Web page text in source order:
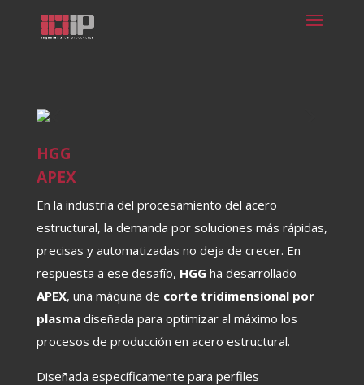
HGG
APEX
En la industria del procesamiento del acero
estructural, la demanda por soluciones más rápidas,
precisas y automatizadas no deja de crecer. En
respuesta a ese desafío, HGG ha desarrollado
APEX, una máquina de corte tridimensional por
plasmadiseñada para optimizar al máximo los
procesos de producción en acero estructural.
Diseñada específicamente para perfiles